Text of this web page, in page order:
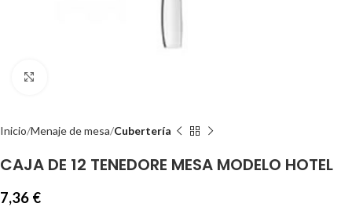
Inicio Menaje de mesa Cubertería
CAJA DE 12 TENEDORE MESA MODELO HOTEL
7,36 €